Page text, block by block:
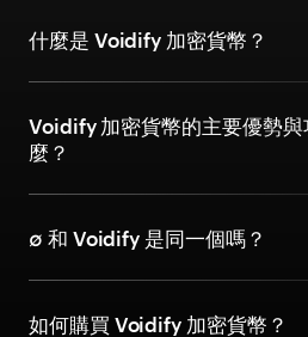
什麼是 Voidify 加密貨幣？
Voidify 加密貨幣的主要優勢與
麼？
∅ 和 Voidify 是同一個嗎？
如何購買 Voidify 加密貨幣？